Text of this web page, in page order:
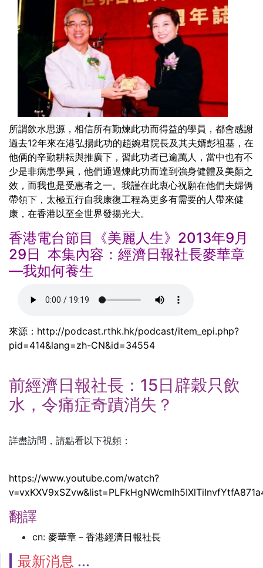
所謂飲水思源，相信所有勤煉此功而得益的學員，都會感謝
過去12年來在港弘揚此功的趙婉君院長及其夫婿彭祖基，在
他俩的辛勤耕耘與推廣下，習此功者已逾萬人，當中也有不
少是非病患學員，他們通過煉此功而達到強身健體及美顏之
效，而我也是受惠者之一。我謹在此衷心祝願在他們夫婦俩
帶領下，太極五行自我康復工程為更多有需要的人帶來健
康，在香港以至全世界發揚光大。
香港電台節目《美麗人生》2013年9月
29日 本集內容：經濟日報社長麥華章
—我如何養生
來源： http://podcast.rthk.hk/podcast/item_epi.php?
pid=414&lang=zh-CN&id=34554
前經濟日報社長：15日辟穀只飲
水，令痛症奇蹟消失？
詳盡訪問，請點看以下視頻：
https://www.youtube.com/watch?
翻譯
cn: 麥華章－香港經濟日報社長
最新消息